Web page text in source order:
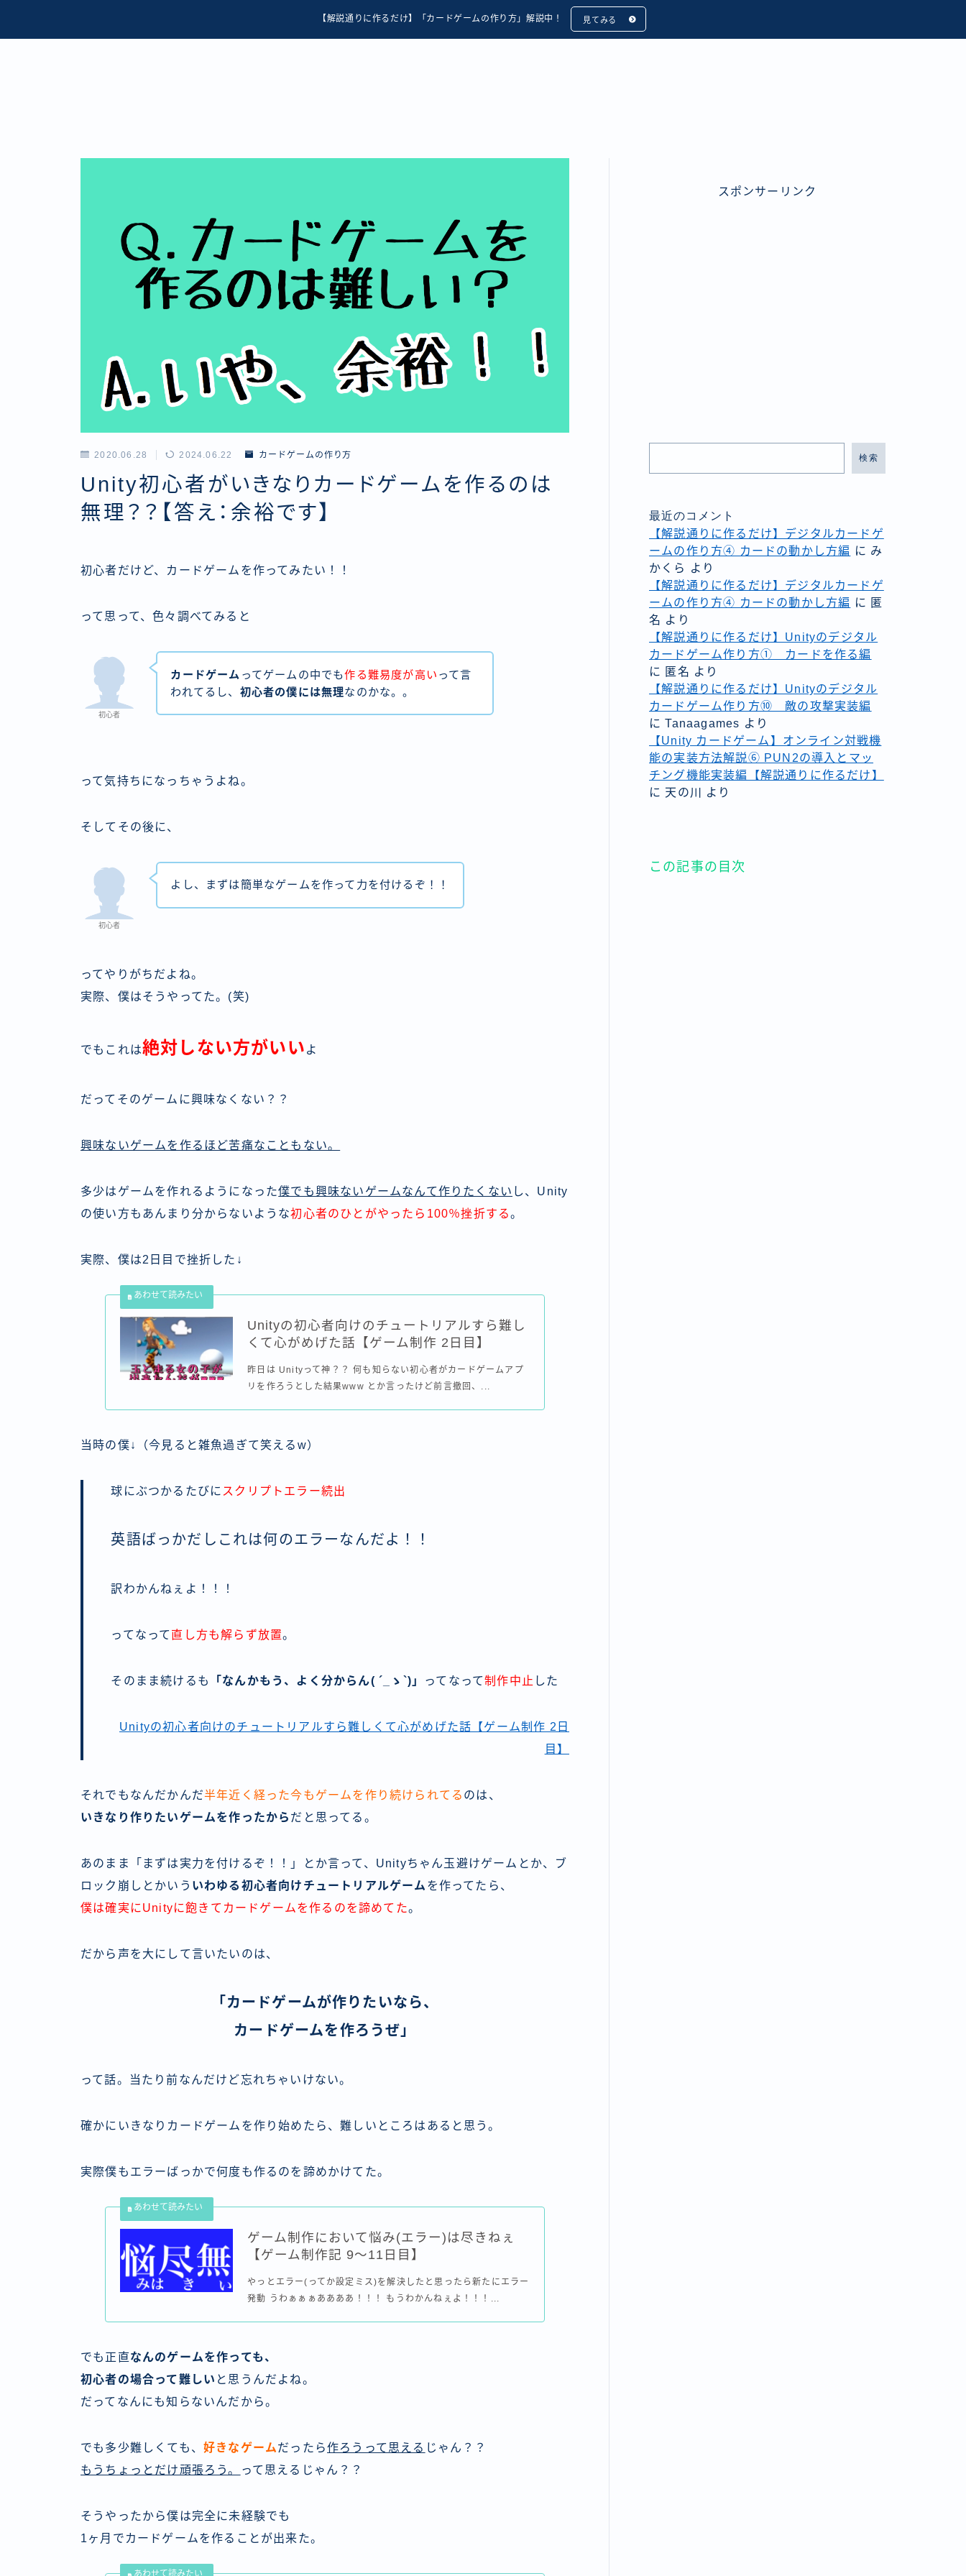
【解説通りに作るだけ】「カードゲームの作り方」解説中！ 見てみる
2020.06.28 2024.06.22 カードゲームの作り方
Unity初心者がいきなりカードゲームを作るのは
無理？？【答え：余裕です】
初心者だけど、カードゲームを作ってみたい！！
って思って、色々調べてみると
初心者
カードゲーム ってゲームの中でも作る難易度が高い って言
われてるし、 初心者の僕には無理なのかな。。
って気持ちになっちゃうよね。
そしてその後に、
初心者
よし、まずは簡単なゲームを作って力を付けるぞ！！
ってやりがちだよね。
実際、僕はそうやってた。(笑)
でもこれは絶対しない方がいい よ
だってそのゲームに興味なくない？？
興味ないゲームを作るほど苦痛なこともない。
多少はゲームを作れるようになった僕でも興味ないゲームなんて作りたくない し、Unity
の使い方もあんまり分からないような初心者のひとがやったら100％挫折する。
実際、僕は2日目で挫折した↓
Unityの初心者向けのチュートリアルすら難し
くて心がめげた話【ゲーム制作 2日目】
昨日は Unityって神？？ 何も知らない初心者がカードゲームアプ
リを作ろうとした結果www とか言ったけど前言撤回、...
当時の僕↓（今見ると雑魚過ぎて笑えるw）
球にぶつかるたびに スクリプトエラー続出
英語ばっかだしこれは何のエラーなんだよ！！
訳わかんねぇよ！！！
ってなって直し方も解らず放置。
そのまま続けるも 「なんかもう、よく分からん( ´_ゝ`)」 ってなって制作中止 した
Unityの初心者向けのチュートリアルすら難しくて心がめげた話【ゲーム制作 2日
目】
それでもなんだかんだ半年近く経った今もゲームを作り続けられてる のは、
いきなり作りたいゲームを作ったから だと思ってる。
あのまま「まずは実力を付けるぞ！！」とか言って、Unityちゃん玉避けゲームとか、ブ
ロック崩しとかいう いわゆる初心者向けチュートリアルゲーム を作ってたら、
僕は確実にUnityに飽きてカードゲームを作るのを諦めてた。
だから声を大にして言いたいのは、
「カードゲームが作りたいなら、
カードゲームを作ろうぜ」
って話。当たり前なんだけど忘れちゃいけない。
確かにいきなりカードゲームを作り始めたら、難しいところはあると思う。
実際僕もエラーばっかで何度も作るのを諦めかけてた。
ゲーム制作において悩み(エラー)は尽きねぇ
【ゲーム制作記 9〜11日目】
やっとエラー(ってか設定ミス)を解決したと思ったら新たにエラー
発動 うわぁぁぁああああ！！！ もうわかんねぇよ！！！...
でも正直なんのゲームを作っても、
初心者の場合って難しい と思うんだよね。
だってなんにも知らないんだから。
でも多少難しくても、 好きなゲームだったら作ろうって思える じゃん？？
もうちょっとだけ頑張ろう。
って思えるじゃん？？
そうやったから僕は完全に未経験でも
1ヶ月でカードゲームを作ることが出来た。
スポンサーリンク
検索
最近のコメント
【解説通りに作るだけ】デジタルカードゲ
ームの作り方④ カードの動かし方編 に み
かくら
より
【解説通りに作るだけ】デジタルカードゲ
ームの作り方④ カードの動かし方編 に 匿
名 より
【解説通りに作るだけ】Unityのデジタル
カードゲーム作り方① カードを作る編
に 匿名 より
【解説通りに作るだけ】Unityのデジタル
カードゲーム作り方⑩ 敵の攻撃実装編
にTanaagames より
【Unity カードゲーム】オンライン対戦機
能の実装方法解説⑥ PUN2の導入とマッ
チング機能実装編【解説通りに作るだけ】
に 天の川 より
この記事の目次